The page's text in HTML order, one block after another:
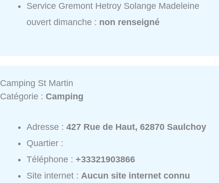
Service Gremont Hetroy Solange Madeleine
ouvert dimanche : non renseigné
Camping St Martin
Catégorie :Camping
Adresse :427 Rue de Haut, 62870 Saulchoy
Quartier :
Téléphone :+33321903866
Site internet : Aucun site internet connu